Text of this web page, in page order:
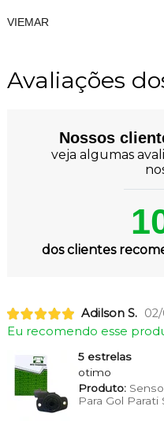
VIEMAR
Avaliações
Nossos
veja algumas
dos clientes
Adilson S.
Eu recomendo esse
5 estrelas
otimo
Produto:
Para Gol Parati